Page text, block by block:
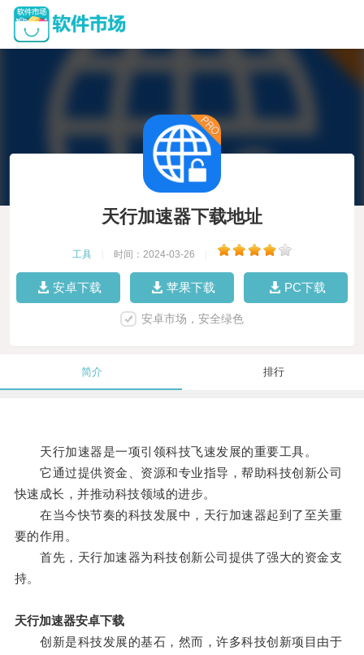
天行加速器下载地址
工具 时间：2024-03-26
安卓下载 苹果下载 PC下载
安卓市场，安全绿色
简介 排行
天行加速器是一项引领科技飞速发展的重要工具。
它通过提供资金、资源和专业指导，帮助科技创新公司
快速成长，并推动科技领域的进步。
在当今快节奏的科技发展中，天行加速器起到了至关重
要的作用。
首先，天行加速器为科技创新公司提供了强大的资金支
持。
天行加速器安卓下载
创新是科技发展的基石，然而，许多科技创新项目由于